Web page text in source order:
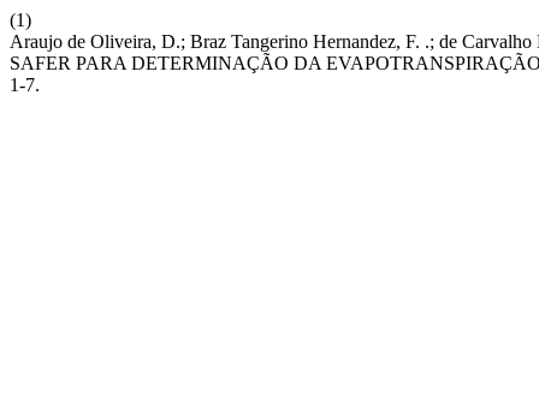
(1)
Araujo de Oliveira, D.; Braz Tangerino Hernandez, F. .; de
SAFER PARA DETERMINAÇÃO DA
1-7.